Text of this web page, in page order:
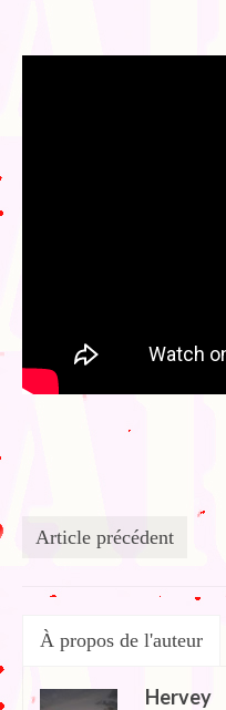
Article précédent
À propos de l'auteur
Hervey